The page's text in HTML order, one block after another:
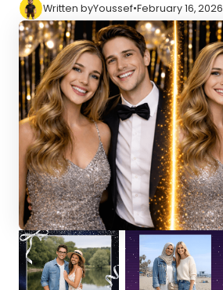
Written byYoussef•February 16, 2026